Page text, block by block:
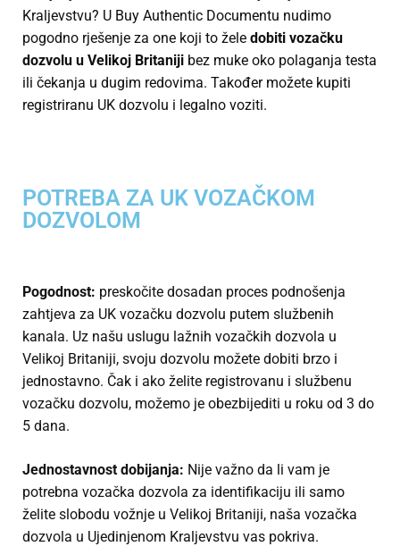
Kraljevstvu? U Buy Authentic Documentu nudimo
pogodno rješenje za one koji to žele dobiti vozačku
dozvolu u Velikoj Britaniji bez muke oko polaganja testa
ili čekanja u dugim redovima. Također možete kupiti
registriranu UK dozvolu i legalno voziti.
POTREBA ZA UK VOZAČKOM
DOZVOLOM
Pogodnost: preskočite dosadan proces podnošenja
zahtjeva za UK vozačku dozvolu putem službenih
kanala. Uz našu uslugu lažnih vozačkih dozvola u
Velikoj Britaniji, svoju dozvolu možete dobiti brzo i
jednostavno. Čak i ako želite registrovanu i službenu
vozačku dozvolu, možemo je obezbijediti u roku od 3 do
5 dana.
Jednostavnost dobijanja: Nije važno da li vam je
potrebna vozačka dozvola za identifikaciju ili samo
želite slobodu vožnje u Velikoj Britaniji, naša vozačka
dozvola u Ujedinjenom Kraljevstvu vas pokriva.